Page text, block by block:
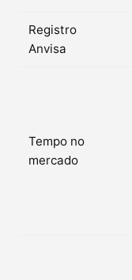
Registro
Anvisa
Tempo no
mercado